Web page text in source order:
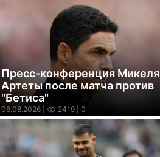
Пресс-конференция Микеля
Артеты после матча против
"Бетиса"
06.08.2026 | 2419 | 0